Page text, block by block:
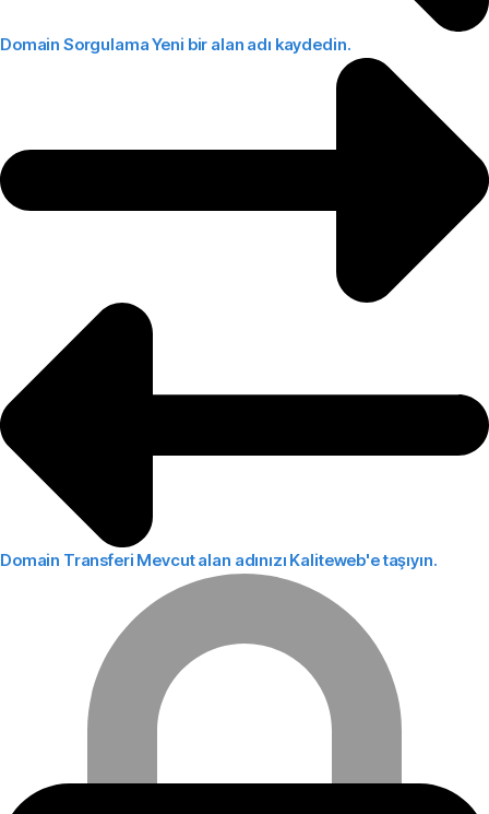
Domain SorgulamaYeni bir alan adı kaydedin.
Domain Transferi Mevcut alan adınızı Kaliteweb'e taşıyın.